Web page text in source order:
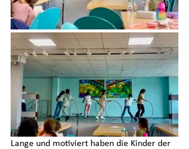
Lange und motiviert haben die Kinder der